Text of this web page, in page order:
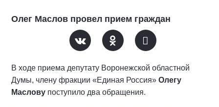
Олег Маслов провел прием граждан
В ходе приема депутату Воронежской областной
Думы, члену фракции «Единая Россия» Олегу
Маслову поступило два обращения.